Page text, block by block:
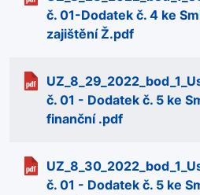
č. 01-Dodatek č. 4 ke
zajištění Ž.pdf
č. 01 - Dodatek č. 5 ke
finanční .pdf
č. 01 - Dodatek č. 5 ke